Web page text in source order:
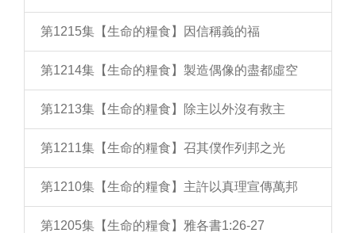
第1215集【生命的糧食】因信稱義的福
第1214集【生命的糧食】製造偶像的盡都虛空
第1213集【生命的糧食】除主以外沒有救主
第1211集【生命的糧食】召其僕作列邦之光
第1210集【生命的糧食】主許以真理宣傳萬邦
第1205集【生命的糧食】雅各書1:26-27